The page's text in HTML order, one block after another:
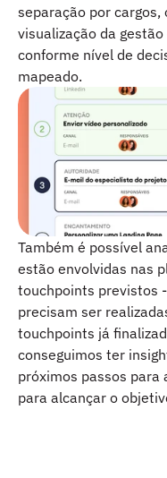
separação por cargos,
visualização da
conforme nível de
mapeado.
Também é possível
estão envolvidas nas
touchpoints previstos
precisam ser
touchpoints já
conseguimos ter
próximos passos para
para alcançar o